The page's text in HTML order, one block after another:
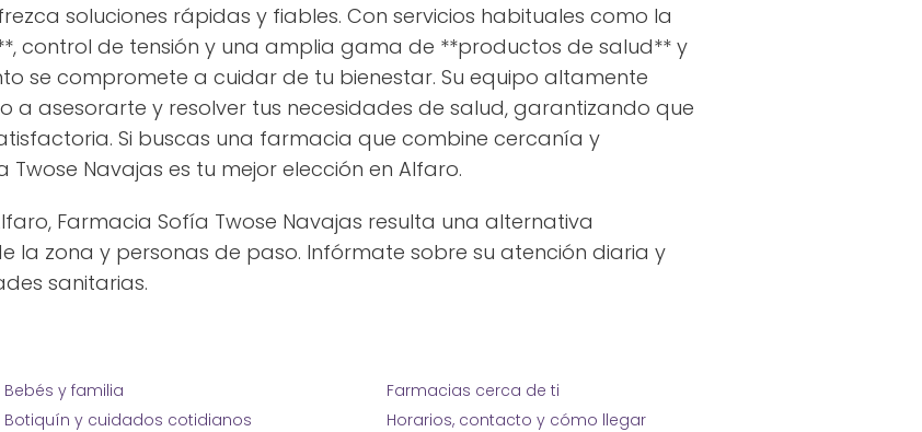
soluciones rápidas y fiables. Con servicios habituales como la
control de tensión y una amplia gama de **productos de salud** y
se compromete a cuidar de tu bienestar. Su equipo altamente
a asesorarte y resolver tus necesidades de salud, garantizando que
Si buscas una farmacia que combine cercanía y
Navajas es tu mejor elección en Alfaro.
Farmacia Sofía Twose Navajas resulta una alternativa
la zona y personas de paso. Infórmate sobre su atención diaria y
sanitarias.
Bebés y familia
Botiquín y cuidados cotidianos
Farmacias cerca de ti
Horarios, contacto y cómo llegar